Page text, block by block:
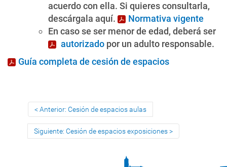
acuerdo con ella. Si quieres consultarla,
descárgala aquí.
Normativa vigente
En caso se ser menor de edad, deberá ser
autorizado por un adulto responsable.
Guía completa de cesión de espacios
Anterior: Cesión de espacios aulas
Siguiente: Cesión de espacios exposiciones